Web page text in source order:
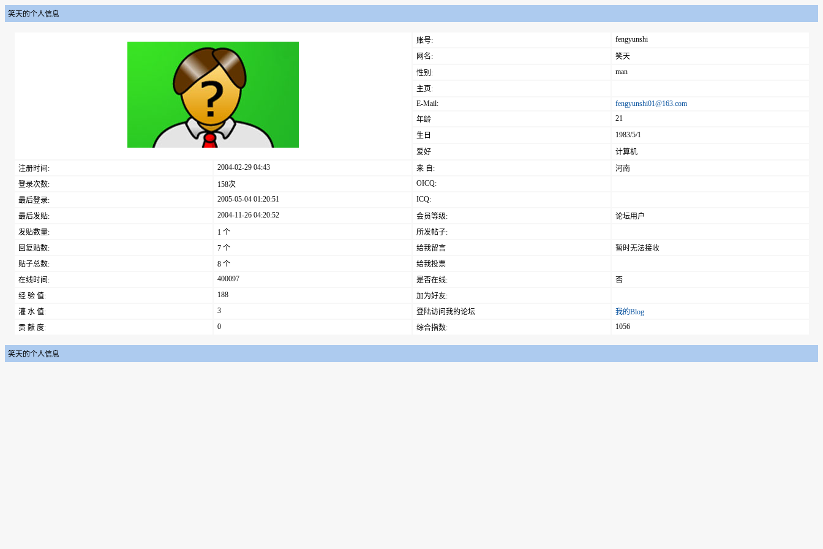
笑天的个人信息
账号:
fengyunshi
网名:
笑天
性别:
man
主页:
E-Mail:
fengyunshi01@163.com
年龄
21
生日
1983/5/1
爱好
计算机
注册时间:
2004-02-29 04:43 来 自:
河南
登录次数:
158次
OICQ:
最后登录:
2005-05-04 01:20:51
ICQ:
最后发贴:
2004-11-26 04:20:52 会员等级:
论坛用户
发贴数量:
1 个
所发帖子:
回复贴数:
7 个 给我留言
暂时无法接收
贴子总数:
8 个
给我投票
在线时间:
400097 是否在线:
否
经 验 值:
188
加为好友:
灌 水 值:
3 登陆访问我的论坛
我的Blog
贡 献 度:
0 综合指数: 1056
笑天的个人信息